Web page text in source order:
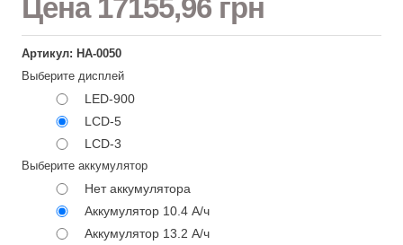
Цена 17155,96 грн
Артикул: НА-0050
Выберите дисплей
LED-900
LCD-5
LCD-3
Выберите аккумулятор
Нет аккумулятора
Аккумулятор 10.4 А/ч
Аккумулятор 13.2 А/ч